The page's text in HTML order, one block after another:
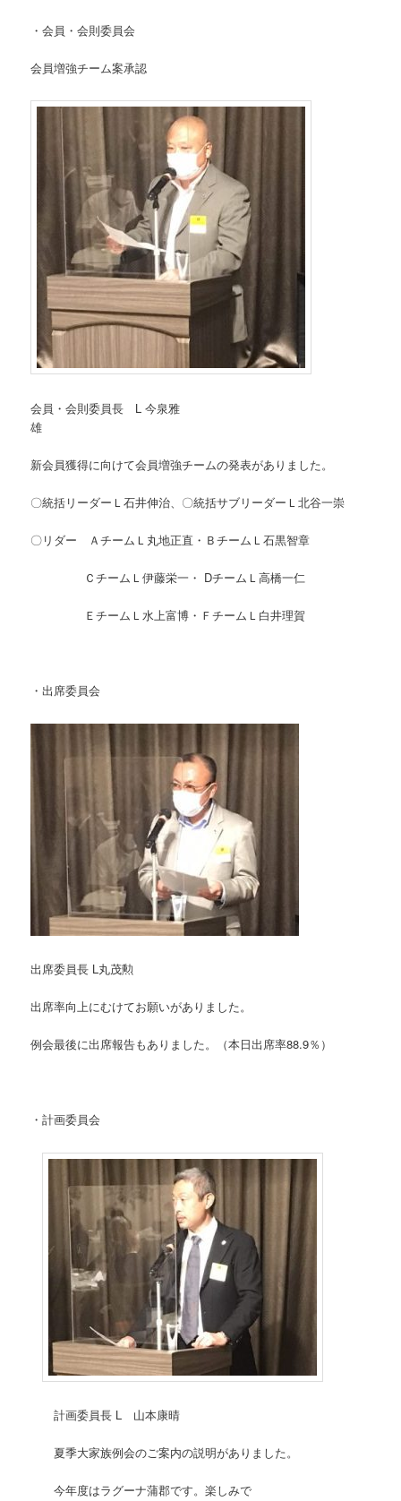
・会員・会則委員会
会員増強チーム案承認
会員・会則委員長 L 今泉雅
雄
新会員獲得に向けて会員増強チームの発表がありました。
〇統括リーダーＬ石井伸治、〇統括サブリーダーＬ北谷一崇
〇リダー ＡチームＬ丸地正直・ＢチームＬ石黒智章
ＣチームＬ伊藤栄一・ DチームＬ高橋一仁
ＥチームＬ水上富博・ＦチームＬ白井理賀
・出席委員会
出席委員長 L丸茂勲
出席率向上にむけてお願いがありました。
例会最後に出席報告もありました。（本日出席率88.9％）
・計画委員会
計画委員長 L 山本康晴
夏季大家族例会のご案内の説明がありました。
今年度はラグーナ蒲郡です。楽しみで